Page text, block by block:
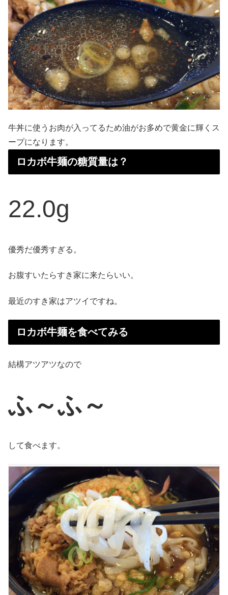
牛丼に使うお肉が入ってるため油がお多めで黄金に輝くス
ープになります。
ロカボ牛麺の糖質量は？
22.0g
優秀だ優秀すぎる。
お腹すいたらすき家に来たらいい。
最近のすき家はアツイですね。
ロカボ牛麺を食べてみる
結構アツアツなので
ふ～ふ～
して食べます。